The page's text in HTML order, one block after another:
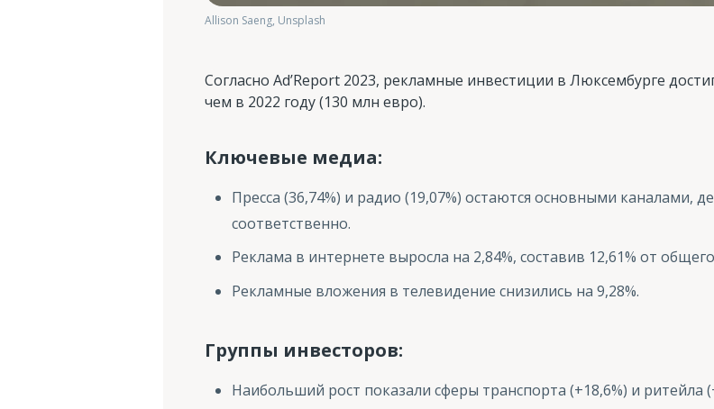
Allison Saeng, Unsplash
Согласно Ad’Report 2023, рекламные инвестиции в Люксембурге
чем в 2022 году (130 млн евро).
Ключевые медиа:
Пресса (36,74%) и радио (19,07%) остаются основными каналами,
соответственно.
Реклама в интернете выросла на 2,84%, составив 12,61% от
Рекламные вложения в телевидение снизились на 9,28%.
Группы инвесторов:
Наибольший рост показали сферы транспорта (+18,6%) и ритейла